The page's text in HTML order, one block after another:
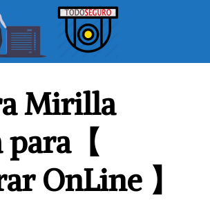
Mirilla
【
OnLine 】